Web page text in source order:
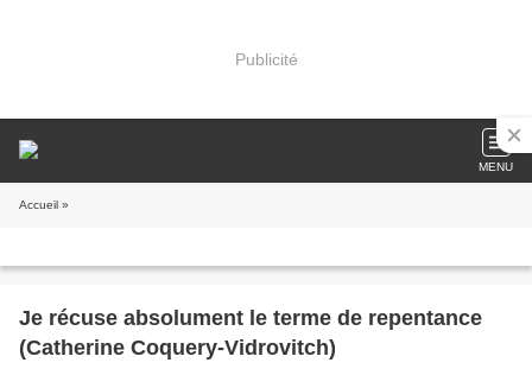
Publicité
MENU
Accueil »
Je récuse absolument le terme de repentance
(Catherine Coquery-Vidrovitch)